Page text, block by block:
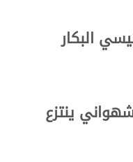
البكار
ينتزع